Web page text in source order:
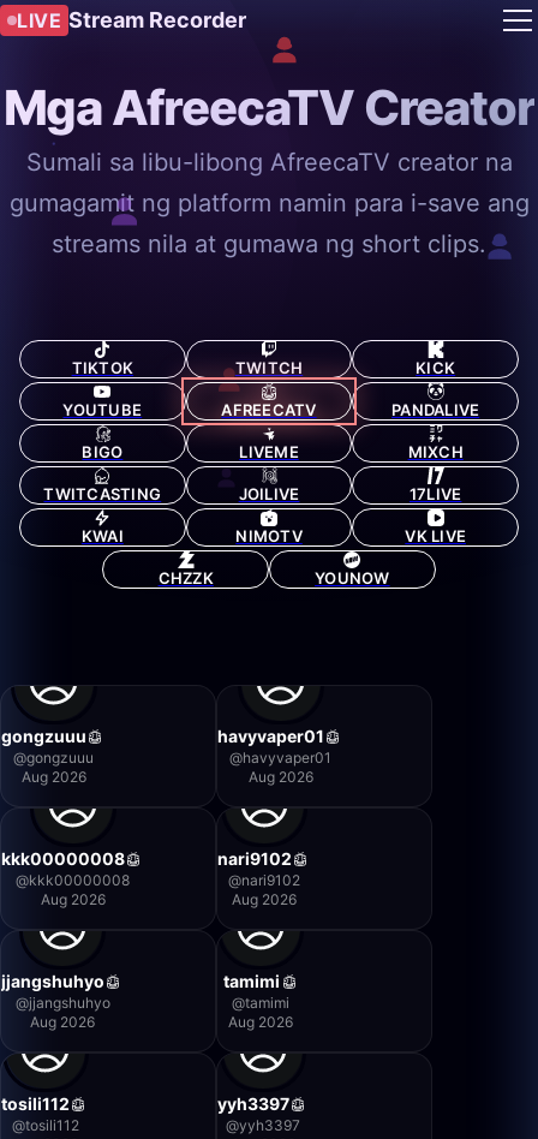
LIVE Stream Recorder
Mga AfreecaTV Creator
Sumali sa libu-libong AfreecaTV creator na
gumagamit ng platform namin para i-save ang
streams nila at gumawa ng short clips.
TIKTOK TWITCH KICK
YOUTUBE AFREECATV PANDALIVE
BIGO LIVEME MIXCH
TWITCASTING JOILIVE 17LIVE
KWAI NIMOTV VK LIVE
CHZZK YOUNOW
gongzuuu
@gongzuuu
Aug 2026
havyvaper01
@havyvaper01
Aug 2026
kkk00000008
@kkk00000008
Aug 2026
nari9102
@nari9102
Aug 2026
jjangshuhyo
@jjangshuhyo
Aug 2026
tamimi
@tamimi
Aug 2026
tosili112
@tosili112
yyh3397
@yyh3397